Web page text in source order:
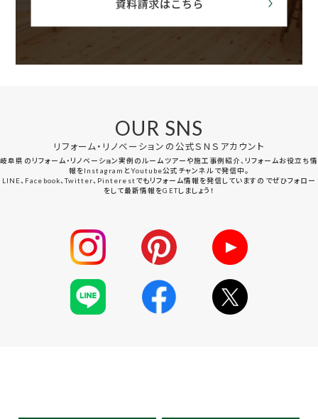
OUR SNS
リフォーム・リノベーションの公式ＳＮＳアカウント
岐阜県のリフォーム・リノベーション実例のルームツアーや施工事例紹介、リフォームお役立ち情
報をInstagramとYoutube公式チャンネルで発信中。
LINE、Facebook、Twitter、Pinterestでもリフォーム情報を発信していますのでぜひフォロー
をして最新情報をGETしましょう！